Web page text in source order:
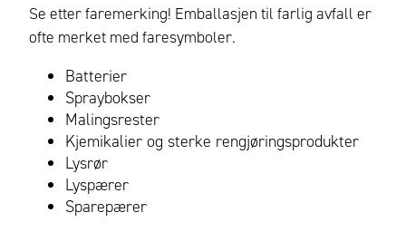
Se etter faremerking! Emballasjen til farlig avfall er
ofte merket med faresymboler.
Batterier
Spraybokser
Malingsrester
Kjemikalier og sterke rengjøringsprodukter
Lysrør
Lyspærer
Sparepærer